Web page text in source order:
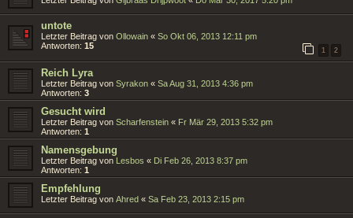
untote
Letzter Beitrag von Ollowain « So Okt 06, 2013 12:11 pm
Antworten: 15
1 2
Reich Lyra
Letzter Beitrag von Syrakon « Sa Aug 31, 2013 4:36 pm
Antworten: 3
Gesucht wird
Letzter Beitrag von Scharfenstein « Fr Mär 29, 2013 5:32 pm
Antworten: 1
Namensgebung
Letzter Beitrag von Lesbos « Di Feb 26, 2013 8:37 pm
Antworten: 1
Empfehlung
Letzter Beitrag von Ahred « Sa Feb 23, 2013 2:15 pm